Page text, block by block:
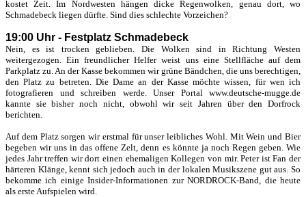
kostet Zeit. Im Nordwesten hängen dicke Regenwolken, genau dort, wo
Schmadebeck liegen dürfte. Sind dies schlechte Vorzeichen?
19:00 Uhr - Festplatz Schmadebeck
Nein, es ist trocken geblieben. Die Wolken sind in Richtung Westen
weitergezogen. Ein freundlicher Helfer weist uns eine Stellfläche auf dem
Parkplatz zu. An der Kasse bekommen wir grüne Bändchen, die uns berechtigen,
den Platz zu betreten. Die Dame an der Kasse möchte wissen, für wen ich
fotografieren und schreiben werde. Unser Portal www.deutsche-mugge.de
kannte sie bisher noch nicht, obwohl wir seit Jahren über den Dorfrock
berichten.
Auf dem Platz sorgen wir erstmal für unser leibliches Wohl. Mit Wein und Bier
begeben wir uns in das offene Zelt, denn es könnte ja noch Regen geben. Wie
jedes Jahr treffen wir dort einen ehemaligen Kollegen von mir. Peter ist Fan der
härteren Klänge, kennt sich jedoch auch in der lokalen Musikszene gut aus. So
bekomme ich einige Insider-Informationen zur NORDROCK-Band, die heute
als erste Aufspielen wird.